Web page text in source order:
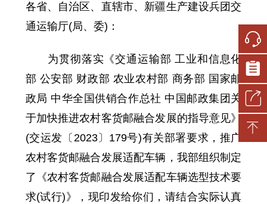
各省、自治区、直辖市、新疆生产建设兵团交
通运输厅(局、委)：
为贯彻落实《交通运输部 工业和信息化
部 公安部 财政部 农业农村部 商务部 国家邮
政局 中华全国供销合作总社 中国邮政集团关
于加快推进农村客货邮融合发展的指导意见》
(交运发〔2023〕179号)有关部署要求，推广
农村客货邮融合发展适配车辆，我部组织制定
了《农村客货邮融合发展适配车辆选型技术要
求(试行)》，现印发给你们，请结合实际认真